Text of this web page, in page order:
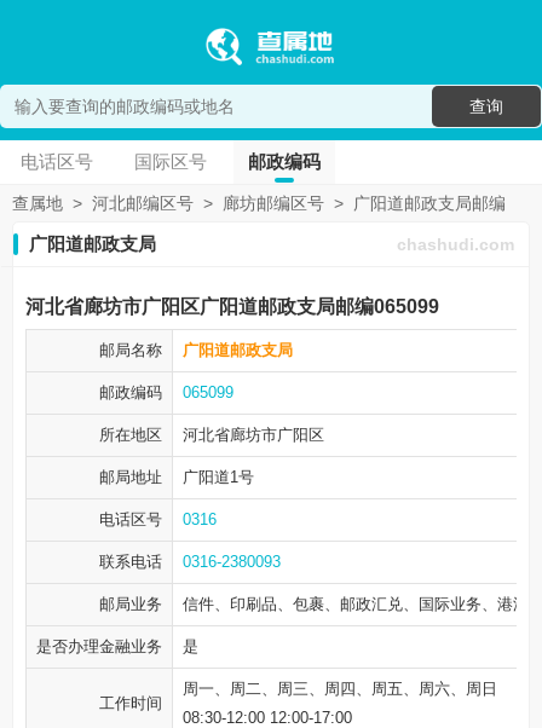
查询
电话区号 国际区号 邮政编码
查属地 > 河北邮编区号 > 廊坊邮编区号 > 广阳道邮政支局邮编
广阳道邮政支局 chashudi.com
河北省廊坊市广阳区广阳道邮政支局邮编065099
邮局名称 广阳道邮政支局
邮政编码 065099
所在地区 河北省廊坊市广阳区
邮局地址 广阳道1号
电话区号 0316
联系电话 0316-2380093
邮局业务 信件、印刷品、包裹、邮政汇兑、国际业务、港澳
是否办理金融业务 是
工作时间
周一、周二、周三、周四、周五、周六、周日
08:30-12:00 12:00-17:00